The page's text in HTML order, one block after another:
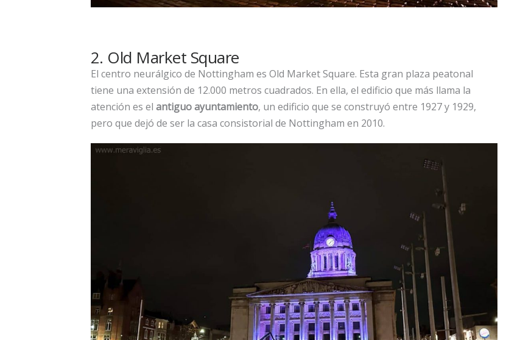
2. Old Market Square
El centro neurálgico de Nottingham es Old Market Square. Esta gran plaza peatonal
tiene una extensión de 12.000 metros cuadrados. En ella, el edificio que más llama la
atención es el antiguo ayuntamiento, un edificio que se construyó entre 1927 y 1929,
pero que dejó de ser la casa consistorial de Nottingham en 2010.